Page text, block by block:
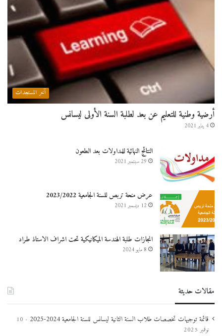
آخر المستجدات
أرضية وطنية للتعليم عن بعد لطلبة السنة الأولى ليسانس
4 يناير 2021
النتائج النهائية للمداولات بعد الطعون
29 سبتمبر 2021
عرض منحة تربص للسنة الجامعية 2023/2022
12 ديسمبر 2021
انجازات طلبة الهندسة الميكانيكية تحت اشراف الاستاذ طراد
8 مايو 2024
مقالات حديثة
قائمة توجيهات تخصصات طلاب السنة الثانية ليسانس للسنة الجامعية 2024-2025
10
نوفمبر 2025